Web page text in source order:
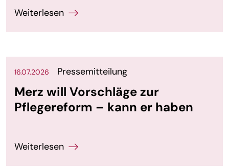
16.07.2026 Pressemitteilung
Merz will Vorschläge zur
Pflegereform – kann er haben